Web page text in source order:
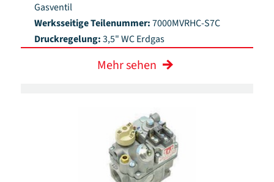
Gasventil
Werksseitige Teilenummer:7000MVRHC-S7C
Druckregelung:3,5" WC Erdgas
Mehr sehen